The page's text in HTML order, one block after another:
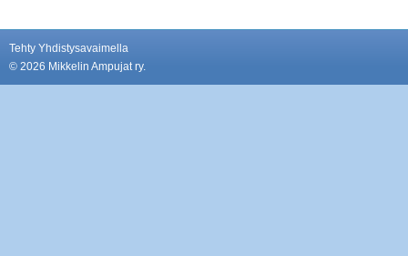
Tehty Yhdistysavaimella
© 2026 Mikkelin Ampujat ry.